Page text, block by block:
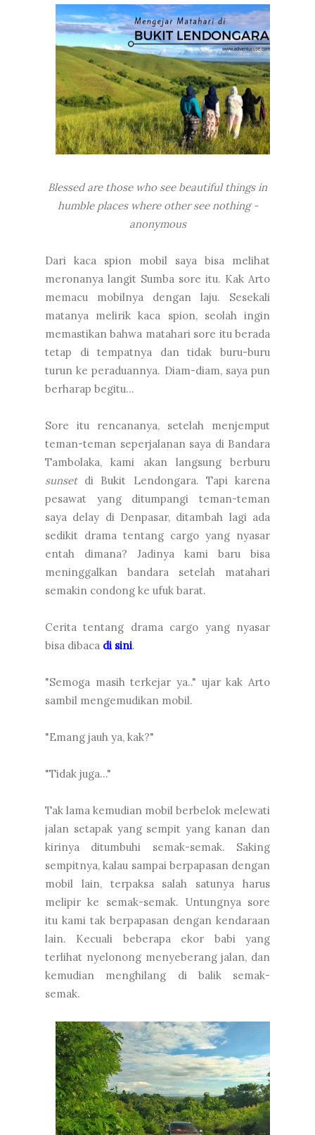
Blessed are those who see beautiful things in
humble places where other see nothing -
anonymous
Dari kaca spion mobil saya bisa melihat
meronanya langit Sumba sore itu. Kak Arto
memacu mobilnya dengan laju. Sesekali
matanya melirik kaca spion, seolah ingin
memastikan bahwa matahari sore itu berada
tetap di tempatnya dan tidak buru-buru
turun ke peraduannya. Diam-diam, saya pun
berharap begitu...
Sore itu rencananya, setelah menjemput
teman-teman seperjalanan saya di Bandara
Tambolaka, kami akan langsung berburu
sunsetdi Bukit Lendongara. Tapi karena
pesawat yang ditumpangi teman-teman
saya delay di Denpasar, ditambah lagi ada
sedikit drama tentang cargo yang nyasar
entah dimana? Jadinya kami baru bisa
meninggalkan bandara setelah matahari
semakin condong ke ufuk barat.
Cerita tentang drama cargo yang nyasar
bisa dibaca di sini.
"Semoga masih terkejar ya.." ujar kak Arto
sambil mengemudikan mobil.
"Emang jauh ya, kak?"
"Tidak juga..."
Tak lama kemudian mobil berbelok melewati
jalan setapak yang sempit yang kanan dan
kirinya ditumbuhi semak-semak. Saking
sempitnya, kalau sampai berpapasan dengan
mobil lain, terpaksa salah satunya harus
melipir ke semak-semak. Untungnya sore
itu kami tak berpapasan dengan kendaraan
lain. Kecuali beberapa ekor babi yang
terlihat nyelonong menyeberang jalan, dan
kemudian menghilang di balik semak-
semak.